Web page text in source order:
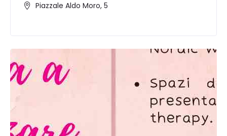
Piazzale Aldo Moro, 5